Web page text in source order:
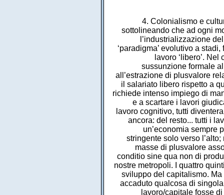
4. Colonialismo e
sottolineando che ad ogni
l’industrializzazione
‘paradigma’ evolutivo a
lavoro ‘libero’.
sussunzione formale
all’estrazione di plusvalore
il salariato libero rispetto a
richiede intenso impiego di
e a scartare i lavori
lavoro cognitivo, tutti
ancora: del resto... tutti i
un’economia sempre
stringente solo verso
masse di plusvalore
conditio sine qua non di
nostre metropoli. I quattro
sviluppo del capitalismo.
accaduto qualcosa di
lavoro/capitale fosse